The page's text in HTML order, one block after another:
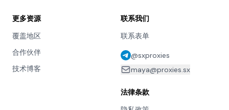
更多资源
覆盖地区
合作伙伴
技术博客
联系我们
联系表单
@sxproxies
maya@proxies.sx
法律条款